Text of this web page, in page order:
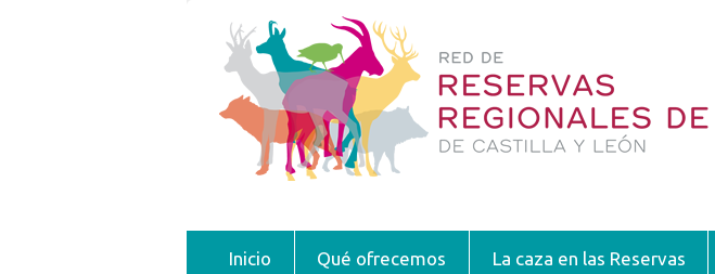
Inicio Qué ofrecemos La caza en las Reservas